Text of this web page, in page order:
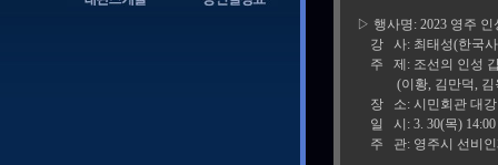
▷ 행사명: 2023 영주 인
강 사: 최태성(한국사
주 제: 조선의 인성 갑
(이황, 김만덕, 김육
장 소: 시민회관 대강
일 시: 3. 30(목) 14:00
주 관: 영주시 선비인